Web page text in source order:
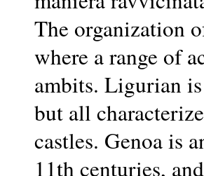
The organization
where a range of
ambits. Ligurian
but all
castles. Genoa is
11th centuries,